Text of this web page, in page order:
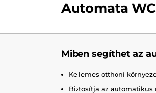
Automata
Miben segíthet az
Kellemes otthoni
Biztosítja az automatikus